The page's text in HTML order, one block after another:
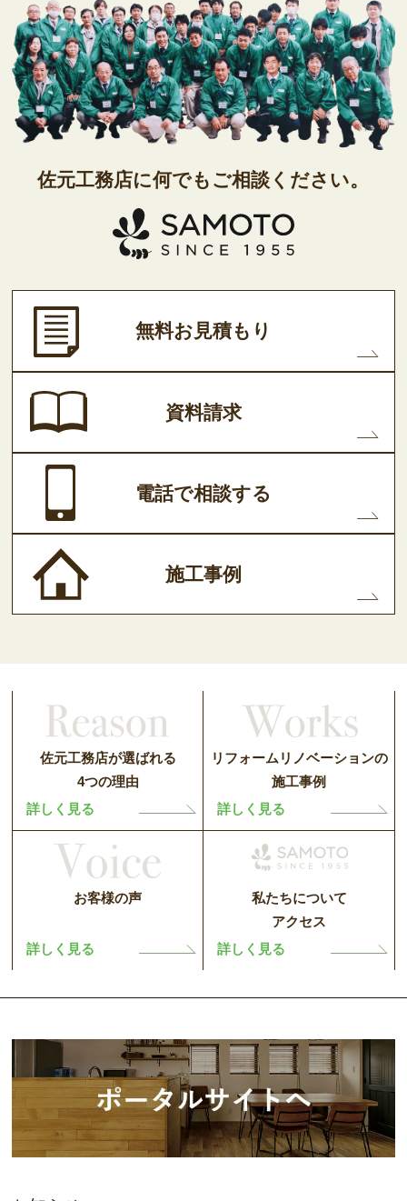
佐元工務店に何でもご相談ください。
無料お見積もり
資料請求
電話で相談する
施工事例
佐元工務店が選ばれる
4つの理由
詳しく見る
リフォームリノベーションの
施工事例
詳しく見る
お客様の声
詳しく見る
私たちについて
アクセス
詳しく見る